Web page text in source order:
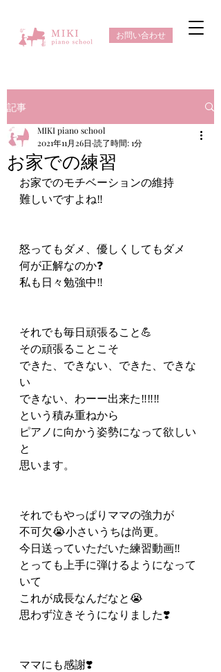
お問い合わせ
記事
お家での練習
MIKI piano school
2021年11月26日 読了時間: 1分
お家でのモチベーションの維持
難しいですよね‼️
怒ってもダメ、優しくしてもダメ
何が正解なのか❓
私も日々勉強中‼️
それでも毎日頑張ること💪
その頑張ることこそ
できた、できない、できた、できな
い
できない、わーー出来た‼️‼️‼️
という積み重ねから
ピアノに向かう姿勢になって欲しい
と
思います。
それでもやっぱりママの強力が
不可欠😭小さいうちは尚更。
今日送っていただいた練習動画‼️
とっても上手に弾けるようになって
いて
これが成長なんだなと😭
思わず泣きそうになりました❣️
ママにも感謝❣️